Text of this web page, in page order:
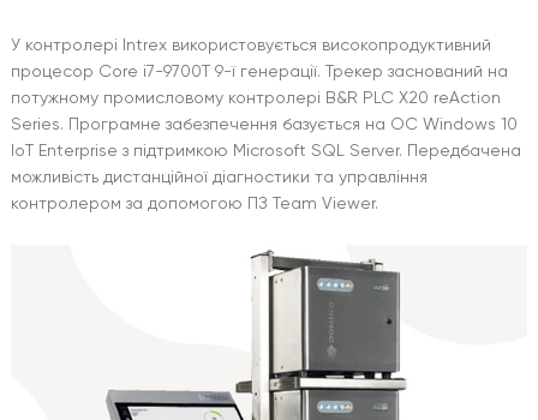
У контролері Intrex використовується високопродуктивний
процесор Core i7-9700T 9-ї генерації. Трекер заснований на
потужному промисловому контролері B&R PLC X20 reAction
Series. Програмне забезпечення базується на ОС Windows 10
IoT Enterprise з підтримкою Microsoft SQL Server. Передбачена
можливість дистанційної діагностики та управління
контролером за допомогою ПЗ Team Viewer.